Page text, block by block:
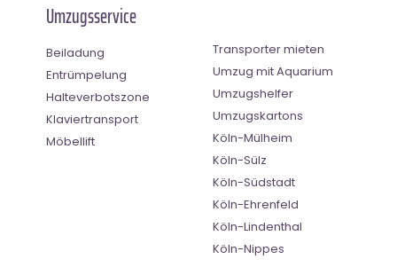
Umzugsservice
Beiladung
Entrümpelung
Halteverbotszone
Klaviertransport
Möbellift
Transporter mieten
Umzug mit Aquarium
Umzugshelfer
Umzugskartons
Köln-Mülheim
Köln-Sülz
Köln-Südstadt
Köln-Ehrenfeld
Köln-Lindenthal
Köln-Nippes